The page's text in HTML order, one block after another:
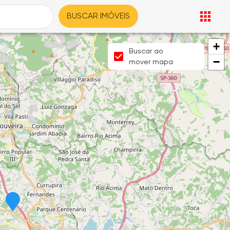
BUSCAR IMÓVEIS
+
−
Buscar ao
mover mapa